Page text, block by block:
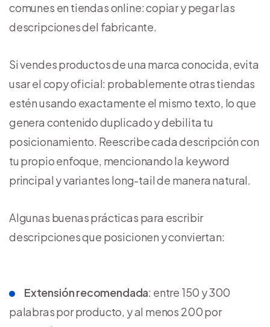
comunes en tiendas online: copiar y pegar las
descripciones del fabricante.
Si vendes productos de una marca conocida, evita
usar el copy oficial: probablemente otras tiendas
estén usando exactamente el mismo texto, lo que
genera contenido duplicado y debilita tu
posicionamiento. Reescribe cada descripción con
tu propio enfoque, mencionando la keyword
principal y variantes long-tail de manera natural.
Algunas buenas prácticas para escribir
descripciones que posicionen y conviertan:
Extensión recomendada: entre 150 y 300
palabras por producto, y al menos 200 por